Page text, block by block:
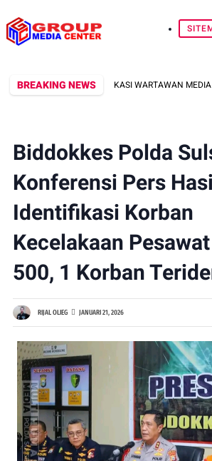
BREAKING NEWS
APRESIASI DEDIKASI WARTAWAN MEDIA MITRA
Biddokkes Polda
Konferensi Pers
Identifikasi Korban
Kecelakaan
500, 1 Korban
RIJAL OLIEG JANUARI 21, 2026